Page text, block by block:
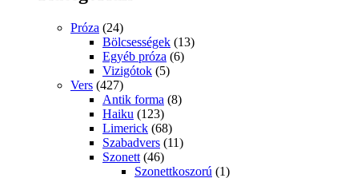
Próza (24)
Bölcsességek (13)
Egyéb próza (6)
Vizigótok (5)
Vers (427)
Antik forma (8)
Haiku (123)
Limerick (68)
Szabadvers (11)
Szonett (46)
Szonettkoszorú (1)